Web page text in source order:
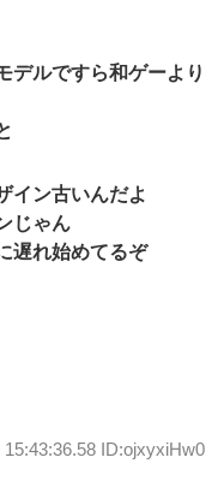
デルですら和ゲーより
イン古いんだよ
じゃん
遅れ始めてるぞ
15:43:36.58 ID:ojxyxiHw0